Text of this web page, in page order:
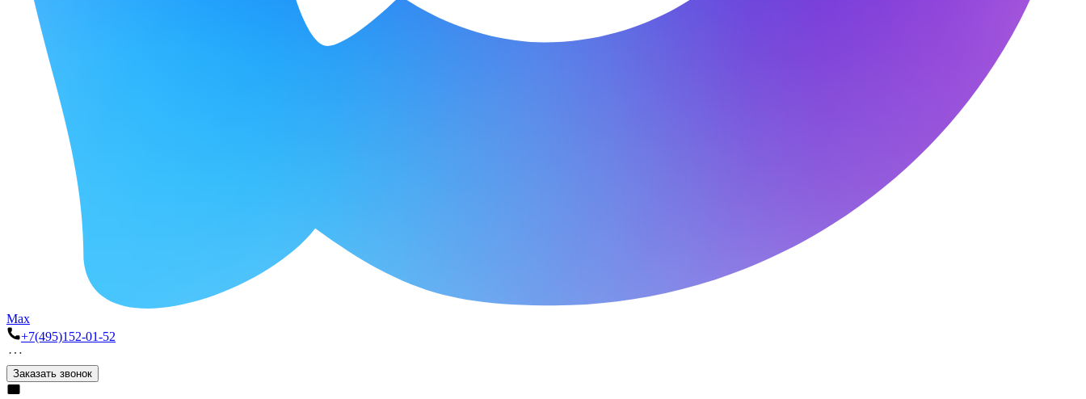
Max
+7(495)152-01-52
Заказать звонок